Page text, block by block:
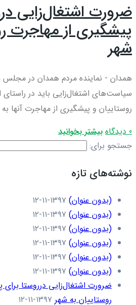
ضرورت اشتغال‌زایی
پیشگیری از مهاجرت
شهر
همدان - نماینده مردم همدان در
سیاست‌های اشتغال‌زایی باید در راستای
روستاییان و پیشگیری از مهاجرت آنها
0 دیدگاه
بیشتر بخوانید
جستجو برای:
نوشته‌های تازه
(بدون عنوان) ۱۳۹۷-۱۱-۱۲
(بدون عنوان) ۱۳۹۷-۱۱-۱۲
(بدون عنوان) ۱۳۹۷-۱۱-۱۲
(بدون عنوان) ۱۳۹۷-۱۱-۱۲
(بدون عنوان) ۱۳۹۷-۱۱-۱۲
(بدون عنوان) ۱۳۹۷-۱۱-۱۲
ضرورت اشتغال‌زایی درروستا
روستاییان به شهر ۱۳۹۷-۱۱-۱۲